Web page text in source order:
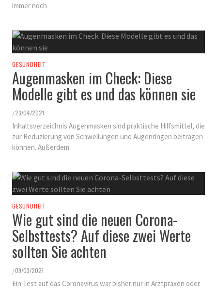
immer noch
GESUNDHEIT
Augenmasken im Check: Diese
Modelle gibt es und das können sie
/ 23/04/2021
Inhaltsverzeichnis Augenmasken sind praktische Hilfsmittel, die
zur Reduzierung von Schwellungen und Augenringen beitragen
können. Außerdem
GESUNDHEIT
Wie gut sind die neuen Corona-
Selbsttests? Auf diese zwei Werte
sollten Sie achten
/09/03/2021
Ein Test auf das Coronavirus war bisher nur in Arztpraxen oder